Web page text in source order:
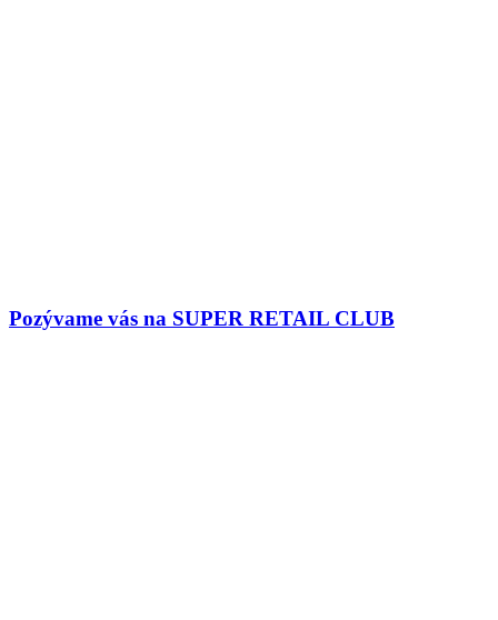
Pozývame vás na SUPER RETAIL CLUB